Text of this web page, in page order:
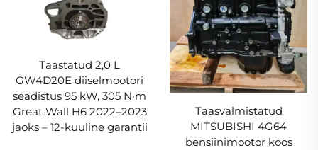
Taastatud 2,0 L
GW4D20E diiselmootori
seadistus 95 kW, 305 N·m
Great Wall H6 2022–2023
jaoks – 12-kuuline garantii
Taasvalmistatud
MITSUBISHI 4G64
bensiinimootor koos